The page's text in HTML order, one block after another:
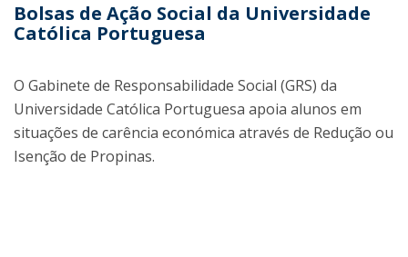
Bolsas de Ação Social da Universidade
Católica Portuguesa
O Gabinete de Responsabilidade Social (GRS) da
Universidade Católica Portuguesa apoia alunos em
situações de carência económica através de Redução ou
Isenção de Propinas.